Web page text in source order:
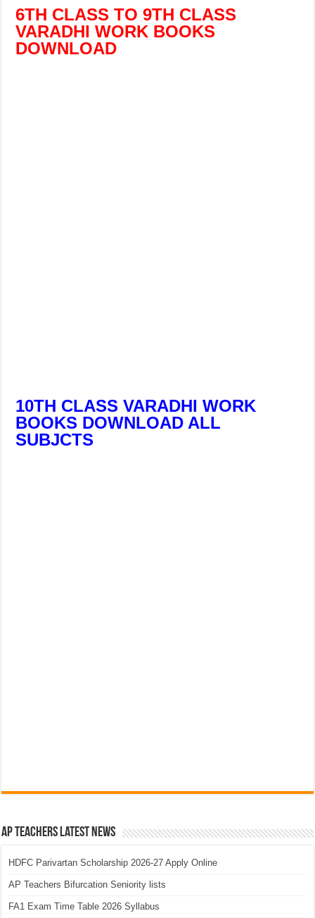
6TH CLASS TO 9TH CLASS
VARADHI WORK BOOKS
DOWNLOAD
10TH CLASS VARADHI WORK
BOOKS DOWNLOAD ALL
SUBJCTS
AP Teachers Latest News
HDFC Parivartan Scholarship 2026-27 Apply Online
AP Teachers Bifurcation Seniority lists
FA1 Exam Time Table 2026 Syllabus